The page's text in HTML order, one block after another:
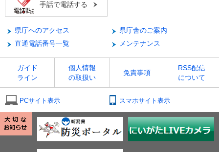
手話で電話する
県庁へのアクセス
県庁舎のご案内
直通電話番号一覧
メンテナンス
ガイド
ライン
個人情報
の取扱い
免責事項
RSS配信
について
PCサイト表示 スマホサイト表示